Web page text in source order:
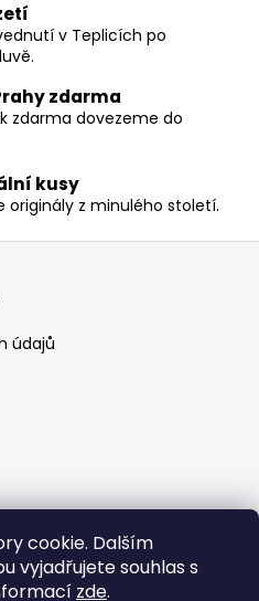
cookie. Dalším
vyjadřujete souhlas s
zde.
l
á
d
a
c
r
v
k
p
i
v Teplicích po
zdarma
zdarma dovezeme do
kusy
originály z minulého století.
údajů